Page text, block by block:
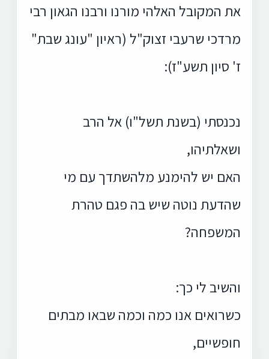
את המקובל האלהי מורנו ורבנו הגאון רבי
מרדכי שרעבי זצוק"ל (ראיון "עונג שבת"
ז' סיון תשע"ז):
נכנסתי (בשנת תשל"ו) אל הרב
ושאלתיהו,
האם יש להימנע מלהשתדך עם מי
שהדעת נוטה שיש בה פגם טהרת
המשפחה?
והשיב לי כך:
כשרואים אנו כמה וכמה שבאו מבתים
חופשיים,